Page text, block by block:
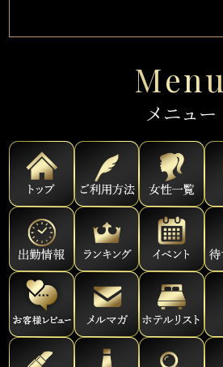
Menu
メニュー